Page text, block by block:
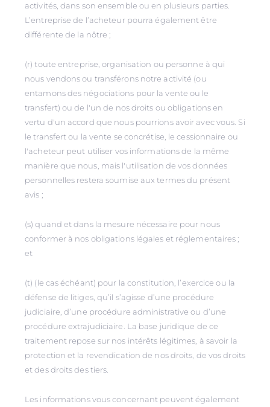
activités, dans son ensemble ou en plusieurs parties.
L’entreprise de l’acheteur pourra également être
différente de la nôtre ;
(r) toute entreprise, organisation ou personne à qui
nous vendons ou transférons notre activité (ou
entamons des négociations pour la vente ou le
transfert) ou de l'un de nos droits ou obligations en
vertu d'un accord que nous pourrions avoir avec vous. Si
le transfert ou la vente se concrétise, le cessionnaire ou
l'acheteur peut utiliser vos informations de la même
manière que nous, mais l'utilisation de vos données
personnelles restera soumise aux termes du présent
avis ;
(s) quand et dans la mesure nécessaire pour nous
conformer à nos obligations légales et réglementaires ;
et
(t) (le cas échéant) pour la constitution, l’exercice ou la
défense de litiges, qu’il s’agisse d’une procédure
judiciaire, d’une procédure administrative ou d’une
procédure extrajudiciaire. La base juridique de ce
traitement repose sur nos intérêts légitimes, à savoir la
protection et la revendication de nos droits, de vos droits
et des droits des tiers.
Les informations vous concernant peuvent également